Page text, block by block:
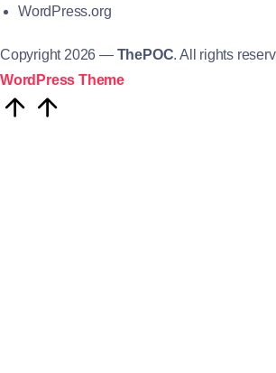
WordPress.org
Copyright 2026 — ThePOC. All rights
WordPress Theme